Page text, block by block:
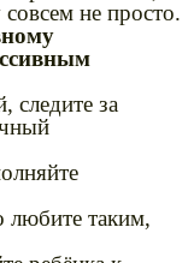
не просто.
следите за
любите таким,